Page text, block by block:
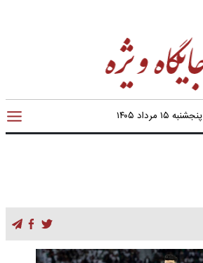
پنجشنبه ۱۵ مرداد ۱۴۰۵